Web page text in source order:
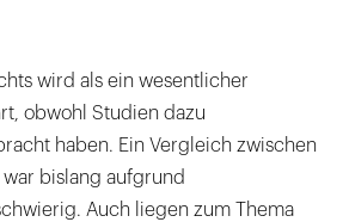
wird als ein wesentlicher
obwohl Studien dazu
haben. Ein Vergleich zwischen
bislang aufgrund
Auch liegen zum Thema